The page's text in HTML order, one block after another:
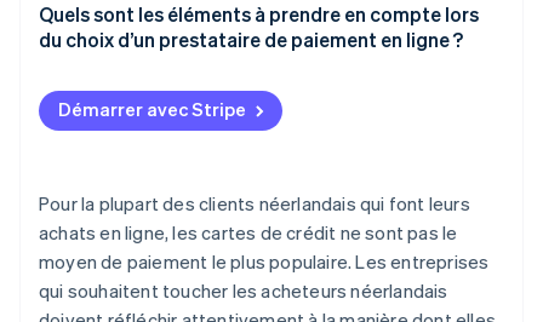
Activez les moyens de paiement dans votre compte
Mettez votre page de paiement à jour pour afficher
les nouvelles options.
Testez avant la mise en production
Lancez-vous avec iDEAL | Wero
Ajoutez des cartes bancaires pour élargir votre
portée
Envisagez les paiements différés si votre catégorie
Utilisez le prélèvement automatique SEPA pour les
abonnements ou la facturation récurrente
Prenez en charge les wallets si votre trafic s’oriente
dans cette direction
Quels sont les éléments à prendre en compte lors
du choix d’un prestataire de paiement en ligne ?
La prise en charge des moyens de paiement locaux
Structure tarifaire
Expérience utilisateur du paiement
Protection contre la fraude, conformité et sécurité
Flexibilité en matière de délais de paiement et de
Démarrer avec Stripe
Pour la plupart des clients néerlandais qui font leurs
achats en ligne, les cartes de crédit ne sont pas le
moyen de paiement le plus populaire. Les entreprises
qui souhaitent toucher les acheteurs néerlandais